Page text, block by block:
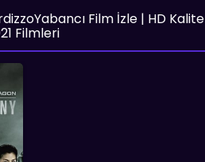
Film İzle | HD
Filmleri